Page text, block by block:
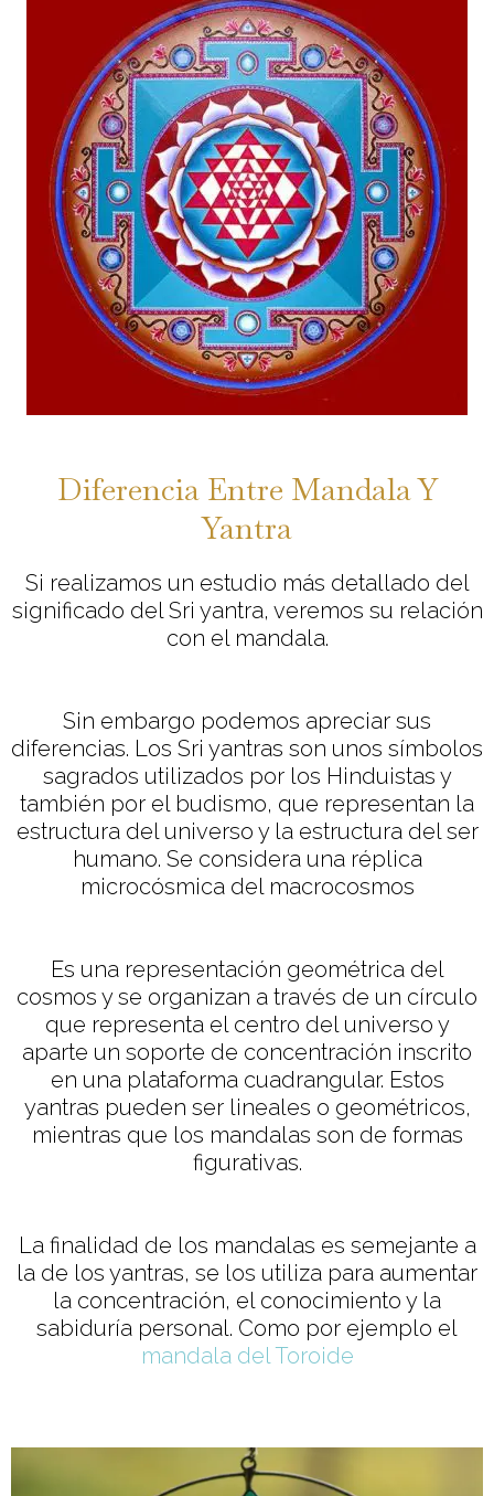
Diferencia Entre Mandala Y
Yantra
Si realizamos un estudio más detallado del
significado del Sri yantra, veremos su relación
con el mandala.
Sin embargo podemos apreciar sus
diferencias. Los Sri yantras son unos símbolos
sagrados utilizados por los Hinduistas y
también por el budismo, que representan la
estructura del universo y la estructura del ser
humano. Se considera una réplica
microcósmica del macrocosmos
Es una representación geométrica del
cosmos y se organizan a través de un círculo
que representa el centro del universo y
aparte un soporte de concentración inscrito
en una plataforma cuadrangular. Estos
yantras pueden ser lineales o geométricos,
mientras que los mandalas son de formas
figurativas.
La finalidad de los mandalas es semejante a
la de los yantras, se los utiliza para aumentar
la concentración, el conocimiento y la
sabiduría personal. Como por ejemplo el
mandala del Toroide